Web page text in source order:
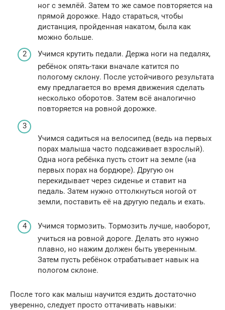
ног с землёй. Затем то же самое повторяется на
прямой дорожке. Надо стараться, чтобы
дистанция, пройденная накатом, была как
можно больше.
Учимся крутить педали. Держа ноги на педалях,
ребёнок опять-таки вначале катится по
пологому склону. После устойчивого результата
ему предлагается во время движения сделать
несколько оборотов. Затем всё аналогично
повторяется на ровной дорожке.
Учимся садиться на велосипед (ведь на первых
порах малыша часто подсаживает взрослый).
Одна нога ребёнка пусть стоит на земле (на
первых порах на бордюре). Другую он
перекидывает через сиденье и ставит на
педаль. Затем нужно оттолкнуться ногой от
земли, поставить её на другую педаль и ехать.
Учимся тормозить. Тормозить лучше, наоборот,
учиться на ровной дороге. Делать это нужно
плавно, но нажим должен быть уверенным.
Затем пусть ребёнок отрабатывает навык на
пологом склоне.
После того как малыш научится ездить достаточно
уверенно, следует просто оттачивать навыки: